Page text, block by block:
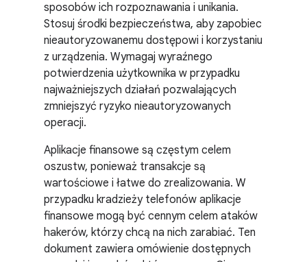
sposobów ich rozpoznawania i unikania.
Stosuj środki bezpieczeństwa, aby zapobiec
nieautoryzowanemu dostępowi i korzystaniu
z urządzenia. Wymagaj wyraźnego
potwierdzenia użytkownika w przypadku
najważniejszych działań pozwalających
zmniejszyć ryzyko nieautoryzowanych
operacji.
Aplikacje finansowe są częstym celem
oszustw, ponieważ transakcje są
wartościowe i łatwe do zrealizowania. W
przypadku kradzieży telefonów aplikacje
finansowe mogą być cennym celem ataków
hakerów, którzy chcą na nich zarabiać. Ten
dokument zawiera omówienie dostępnych